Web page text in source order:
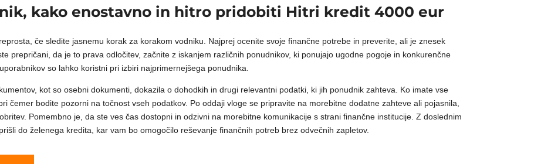
kako enostavno in hitro pridobiti Hitri kredit 4000 eur
če sledite jasnemu korak za korakom vodniku. Najprej ocenite svoje finančne potrebe in preverite, ali je znesek
prepričani, da je to prava odločitev, začnite z iskanjem različnih ponudnikov, ki ponujajo ugodne pogoje in konkurenčne
so lahko koristni pri izbiri najprimernejšega ponudnika.
kot so osebni dokumenti, dokazila o dohodkih in drugi relevantni podatki, ki jih ponudnik zahteva. Ko imate vse
čemer bodite pozorni na točnost vseh podatkov. Po oddaji vloge se pripravite na morebitne dodatne zahteve ali pojasnila,
Pomembno je, da ste ves čas dostopni in odzivni na morebitne komunikacije s strani finančne institucije. Z doslednim
do želenega kredita, kar vam bo omogočilo reševanje finančnih potreb brez odvečnih zapletov.